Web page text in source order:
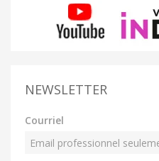
NEWSLETTER
Courriel